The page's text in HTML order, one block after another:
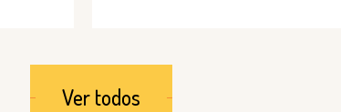
Ver todos